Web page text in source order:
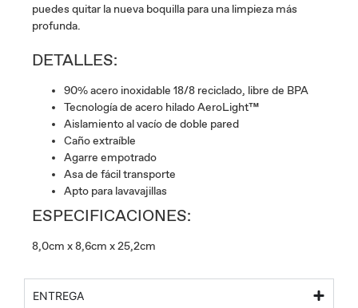
puedes quitar la nueva boquilla para una limpieza más
profunda.
DETALLES:
90% acero inoxidable 18/8 reciclado, libre de BPA
Tecnología de acero hilado AeroLight™
Aislamiento al vacío de doble pared
Caño extraíble
Agarre empotrado
Asa de fácil transporte
Apto para lavavajillas
ESPECIFICACIONES:
8,0cm x 8,6cm x 25,2cm
ENTREGA